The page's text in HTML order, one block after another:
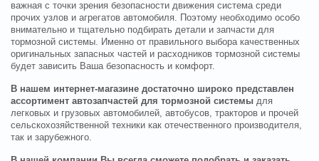
важная с точки зрения безопасности движения система среди
прочих узлов и агрегатов автомобиля. Поэтому необходимо особо
внимательно и тщательно подбирать детали и запчасти для
тормозной системы. Именно от правильного выбора качественных
оригинальных запасных частей и расходников тормозной системы
будет зависить Ваша безопасность и комфорт.
В нашем интернет-магазине достаточно широко представлен
ассортимент автозапчастей для тормозной системы для
легковых и грузовых автомобилей, автобусов, тракторов и прочей
сельскохозяйственной техники как отечественного производителя,
так и зарубежного.